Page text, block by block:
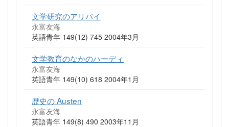
文学研究のアリバイ
永富友海
英語青年 149(12) 745 2004年3月
文学教育のなかのハーディ
永富友海
英語青年 149(10) 618 2004年1月
歴史の Austen
永富友海
英語青年 149(8) 490 2003年11月